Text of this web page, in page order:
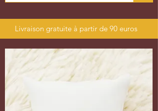
Livraison gratuite à partir de 90 euros